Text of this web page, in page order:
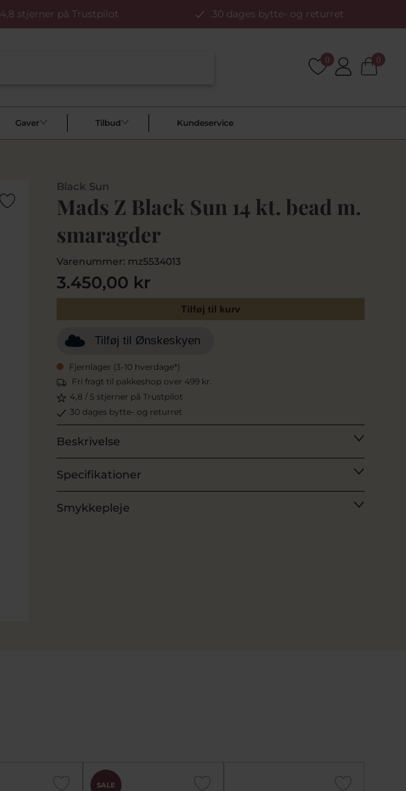
4,8 stjerner på Trustpilot 30 dages bytte- og returret
0 0
Gaver Tilbud Kundeservice
Black Sun
Mads Z Black Sun 14 kt. bead m.
smaragder
Varenummer: mz5534013
3.450,00 kr
Tilføj til kurv
Tilføj til Ønskeskyen
Fjernlager (3-10 hverdage*)
Fri fragt til pakkeshop over 499 kr.
4,8 / 5 stjerner på Trustpilot
30 dages bytte- og returret
Beskrivelse
Specifikationer
Smykkepleje
SALE